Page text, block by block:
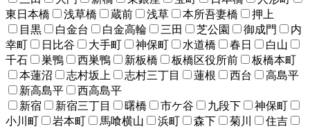
東日本橋
浅草橋 蔵前 浅草 本所吾妻橋
押上
目黒
白金台 白金高輪 三田 芝公園 御成門
内
幸町
日比谷 大手町 神保町 水道橋 春日
白山
千石
巣鴨 西巣鴨 新板橋 板橋区役所前
板橋本町
本蓮沼
志村坂上 志村三丁目 蓮根 西台
高島平
新高島平
西高島平
新宿
新宿三丁目 曙橋 市ケ谷 九段下
神保町
小川町
岩本町 馬喰横山 浜町 森下 菊川
住吉